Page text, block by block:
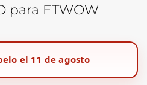
para ETWOW
el 11 de agosto